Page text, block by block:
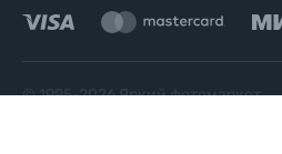
© 1995-2026Яркий фотомаркет